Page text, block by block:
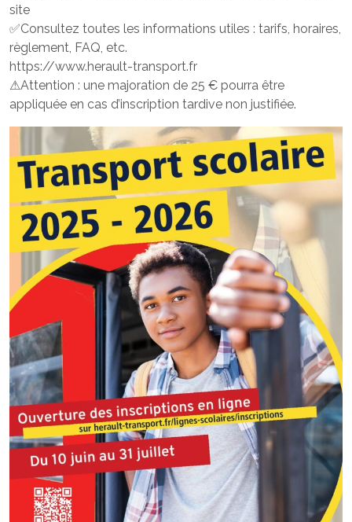
site
✅Consultez toutes les informations utiles : tarifs, horaires,
règlement, FAQ, etc.
https://www.herault-transport.fr
⚠Attention : une majoration de 25 € pourra être
appliquée en cas d’inscription tardive non justifiée.